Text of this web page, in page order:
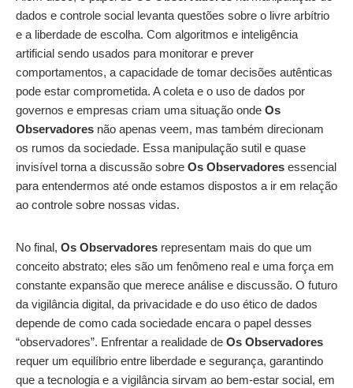
dados e controle social levanta questões sobre o livre arbítrio
e a liberdade de escolha. Com algoritmos e inteligência
artificial sendo usados para monitorar e prever
comportamentos, a capacidade de tomar decisões autênticas
pode estar comprometida. A coleta e o uso de dados por
governos e empresas criam uma situação onde Os
Observadores não apenas veem, mas também direcionam
os rumos da sociedade. Essa manipulação sutil e quase
invisível torna a discussão sobre Os Observadores essencial
para entendermos até onde estamos dispostos a ir em relação
ao controle sobre nossas vidas.
No final, Os Observadores representam mais do que um
conceito abstrato; eles são um fenômeno real e uma força em
constante expansão que merece análise e discussão. O futuro
da vigilância digital, da privacidade e do uso ético de dados
depende de como cada sociedade encara o papel desses
“observadores”. Enfrentar a realidade de Os Observadores
requer um equilíbrio entre liberdade e segurança, garantindo
que a tecnologia e a vigilância sirvam ao bem-estar social, em